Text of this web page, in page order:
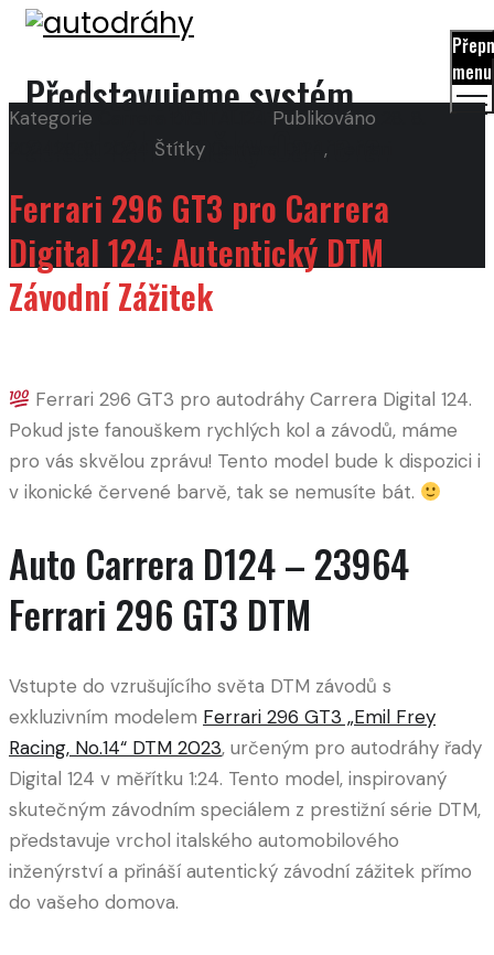
Představujeme systém
autodráh značky Carrera.
menu
Kategorie Publikováno
Štítky ,
Ferrari 296 GT3 pro Carrera
Digital 124: Autentický DTM
Závodní Zážitek
Ferrari 296 GT3 pro autodráhy Carrera Digital 124.
Pokud jste fanouškem rychlých kol a závodů, máme
pro vás skvělou zprávu! Tento model bude k dispozici i
v ikonické červené barvě, tak se nemusíte bát.
Auto Carrera D124 – 23964
Ferrari 296 GT3 DTM
Vstupte do vzrušujícího světa DTM závodů s
exkluzivním modelem Ferrari 296 GT3 „Emil Frey
Racing, No.14“ DTM 2023, určeným pro autodráhy řady
Digital 124 v měřítku 1:24. Tento model, inspirovaný
skutečným závodním speciálem z prestižní série DTM,
představuje vrchol italského automobilového
inženýrství a přináší autentický závodní zážitek přímo
do vašeho domova.